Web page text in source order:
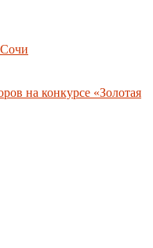
на конкурсе «Золотая